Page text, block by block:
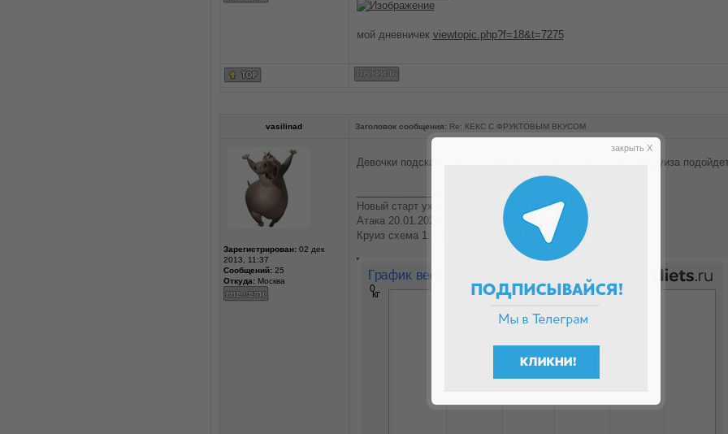
мой дневничек viewtopic.php?f=18&t=7275
vasilinad Заголовок сообщения: Re: КЕКС С ФРУКТОВЫМ ВКУСОМ
Зарегистрирован:02 дек
2013, 11:37
Сообщений:25
Откуда:Москва
Девочки подскажите это для какого периода рецепт? Для Круиза
Новый старт уже с гипотериозом в весе 81 кг
Атака 20.01.2020 -7 дней, результат -4кг
Круиз схема 1:1 в весе 77 кг с 27.01
закрыть X